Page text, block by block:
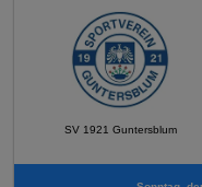
SV 1921 Guntersblum